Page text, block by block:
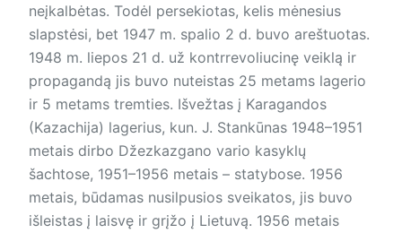
neįkalbėtas. Todėl persekiotas, kelis mėnesius
slapstėsi, bet 1947 m. spalio 2 d. buvo areštuotas.
1948 m. liepos 21 d. už kontrrevoliucinę veiklą ir
propagandą jis buvo nuteistas 25 metams lagerio
ir 5 metams tremties. Išvežtas į Karagandos
(Kazachija) lagerius, kun. J. Stankūnas 1948–1951
metais dirbo Džezkazgano vario kasyklų
šachtose, 1951–1956 metais – statybose. 1956
metais, būdamas nusilpusios sveikatos, jis buvo
išleistas į laisvę ir grįžo į Lietuvą. 1956 metais